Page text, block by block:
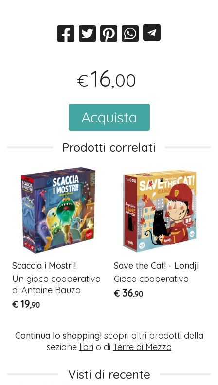
€16,00
Acquista
Prodotti correlati
Scaccia i Mostri!
Un gioco cooperativo
di Antoine Bauza
€ 19,90
Save the Cat! - Londji
Gioco cooperativo
€ 36,90
Continua lo shopping!scopri altri prodotti della
sezione libri o di Terre di Mezzo
Visti di recente